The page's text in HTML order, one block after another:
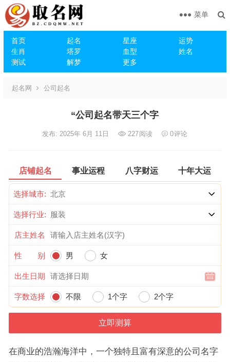
首页 起名 星座
运势
生肖
塔罗 血型
姓名
测试
解梦 更多
菜单
起名网 公司起名
“公司起名带天三个字
发布: 2025年 6月 11日 227阅读 0评论
店铺起名 事业运程 八字财运 十年大运
选择城市:
选择行业:
店主姓名
性 别 男 女
出生日期
字数选择 不限 1个字 2个字
在商业的浩瀚海洋中，一个独特且富有深意的公司名字